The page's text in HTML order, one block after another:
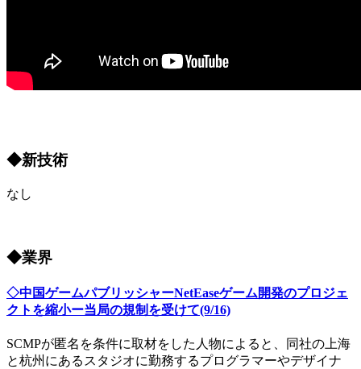
◆新技術
なし
◆業界
◇中国ゲームパブリッシャーNetEaseゲーム開発のプロジェ
クトを縮小ー当局の規制を受けて(9/16)
SCMPが匿名を条件に取材をした人物によると、同社の上海
と杭州にあるスタジオに勤務するプログラマーやデザイナ